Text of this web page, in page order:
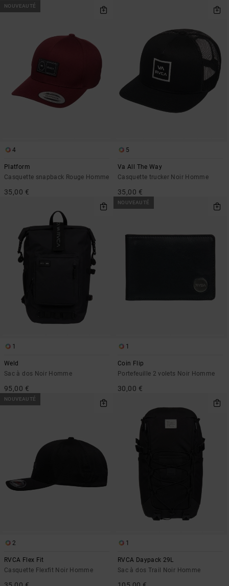
NOUVEAUTÉ
4
Platform
Casquette snapback Rouge Homme
35,00 €
5
Va All The Way
Casquette trucker Noir Homme
35,00 €
1
Weld
Sac à dos Noir Homme
95,00 €
NOUVEAUTÉ
1
Coin Flip
Portefeuille 2 volets Noir Homme
30,00 €
NOUVEAUTÉ
2
RVCA Flex Fit
Casquette Flexfit Noir Homme
1
RVCA Daypack 29L
Sac à dos Trail Noir Homme